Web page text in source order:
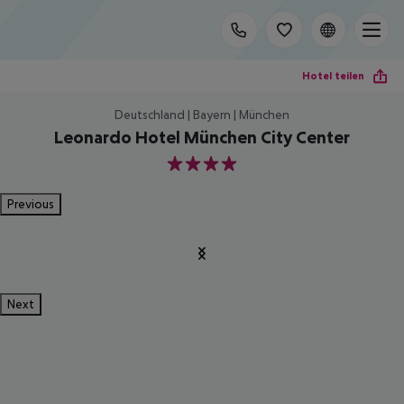
Hotel teilen
Deutschland | Bayern | München
Leonardo Hotel München City Center
4
Previous
Next